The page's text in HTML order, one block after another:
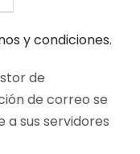
y condiciones.
de
de correo se
sus servidores